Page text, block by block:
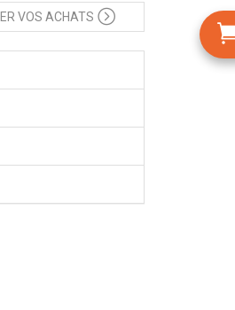
VOS ACHATS